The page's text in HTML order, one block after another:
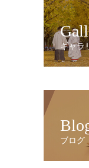
ギャラ
ブログ